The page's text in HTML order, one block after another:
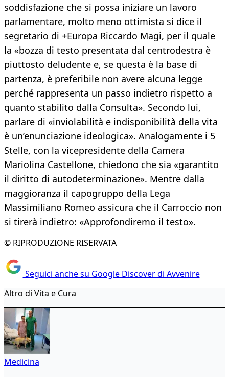
soddisfazione che si possa iniziare un lavoro
parlamentare, molto meno ottimista si dice il
segretario di +Europa Riccardo Magi, per il quale
la «bozza di testo presentata dal centrodestra è
piuttosto deludente e, se questa è la base di
partenza, è preferibile non avere alcuna legge
perché rappresenta un passo indietro rispetto a
quanto stabilito dalla Consulta». Secondo lui,
parlare di «inviolabilità e indisponibilità della vita
è un’enunciazione ideologica». Analogamente i 5
Stelle, con la vicepresidente della Camera
Mariolina Castellone, chiedono che sia «garantito
il diritto di autodeterminazione». Mentre dalla
maggioranza il capogruppo della Lega
Massimiliano Romeo assicura che il Carroccio non
si tirerà indietro: «Approfondiremo il testo».
© RIPRODUZIONE RISERVATA
Seguici anche su Google Discover di Avvenire
Altro di Vita e Cura
Medicina